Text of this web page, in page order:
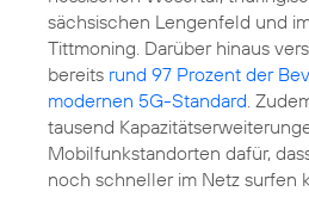
sächsischen Lengenfeld und
Tittmoning. Darüber hinaus
bereits rund 97 Prozent der
modernen 5G-Standard.
tausend
Mobilfunkstandorten dafür,
noch schneller im Netz surfen